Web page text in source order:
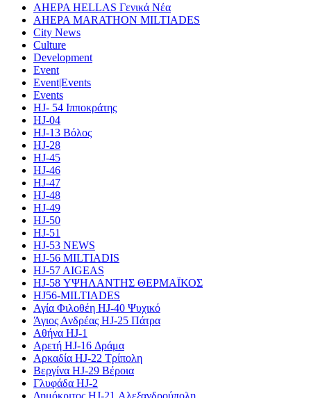
AHEPA HELLAS Γενικά Νέα
AHEPA MARATHON MILTIADES
City News
Culture
Development
Event
Event|Events
Events
HJ- 54 Ιπποκράτης
HJ-04
HJ-13 Βόλος
HJ-28
HJ-45
HJ-46
HJ-47
HJ-48
HJ-49
HJ-50
HJ-51
HJ-53 NEWS
HJ-56 MILTIADIS
HJ-57 AIGEAS
HJ-58 ΥΨΗΛΑΝΤΗΣ ΘΕΡΜΑΪΚΟΣ
HJ56-MILTIADES
Αγία Φιλοθέη HJ-40 Ψυχικό
Άγιος Ανδρέας HJ-25 Πάτρα
Αθήνα HJ-1
Αρετή HJ-16 Δράμα
Αρκαδία HJ-22 Τρίπολη
Βεργίνα HJ-29 Βέροια
Γλυφάδα HJ-2
Δημόκριτος HJ-21 Αλεξανδρούπολη